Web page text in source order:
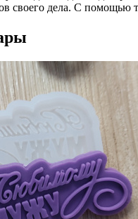
своего дела. С помощью